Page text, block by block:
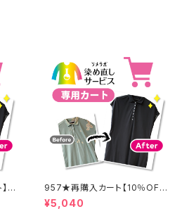
8
957★再購入カート【10％OF
F】
¥5,040